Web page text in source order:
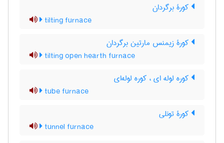
کورۀ برگردان
tilting furnace
کورۀ زیمنس مارتین برگردان
tilting open hearth furnace
کوره لوله ای ، کوره لوله‌ای
tube furnace
کورۀ تونلی
tunnel furnace